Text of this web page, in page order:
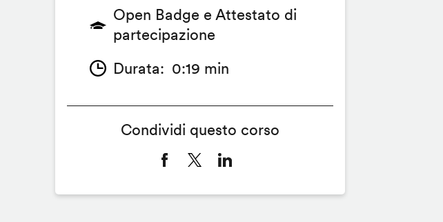
Open Badge e Attestato di
partecipazione
Durata
0:19 min
Condividi questo corso